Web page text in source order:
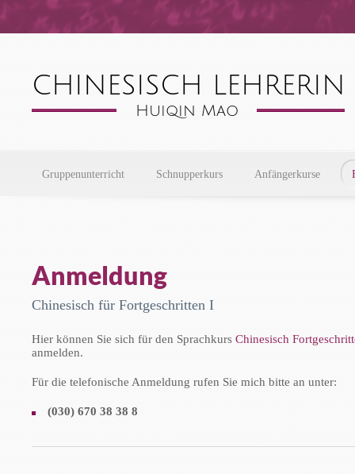
Gruppenunterricht Schnupperkurs Anfängerkurse
Anmeldung
Chinesisch für Fortgeschritten I
Hier können Sie sich für den Sprachkurs Chinesisch
anmelden.
Für die telefonische Anmeldung rufen Sie mich bitte an unter:
(030) 670 38 38 8